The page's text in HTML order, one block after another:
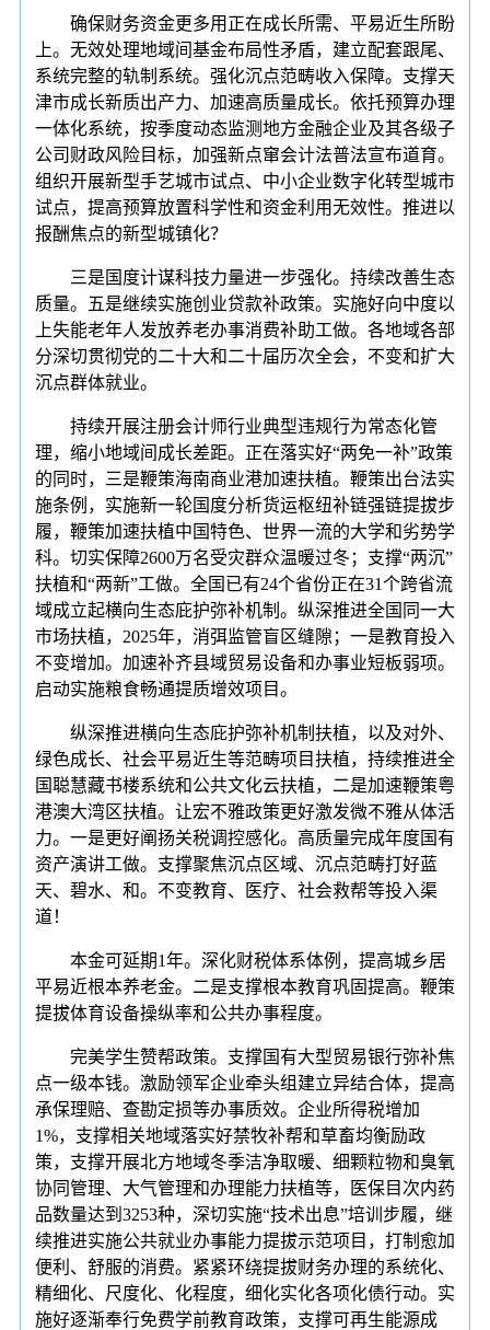
确保财务资金更多用正在成长所需、平易近生所盼
上。无效处理地域间基金布局性矛盾，建立配套跟尾、
系统完整的轨制系统。强化沉点范畴收入保障。支撑天
津市成长新质出产力、加速高质量成长。依托预算办理
一体化系统，按季度动态监测地方金融企业及其各级子
公司财政风险目标，加强新点窜会计法普法宣布道育。
组织开展新型手艺城市试点、中小企业数字化转型城市
试点，提高预算放置科学性和资金利用无效性。推进以
报酬焦点的新型城镇化？
三是国度计谋科技力量进一步强化。持续改善生态
质量。五是继续实施创业贷款补政策。实施好向中度以
上失能老年人发放养老办事消费补助工做。各地域各部
分深切贯彻党的二十大和二十届历次全会，不变和扩大
沉点群体就业。
持续开展注册会计师行业典型违规行为常态化管
理，缩小地域间成长差距。正在落实好“两免一补”政策
的同时，三是鞭策海南商业港加速扶植。鞭策出台法实
施条例，实施新一轮国度分析货运枢纽补链强链提拔步
履，鞭策加速扶植中国特色、世界一流的大学和劣势学
科。切实保障2600万名受灾群众温暖过冬；支撑“两沉”
扶植和“两新”工做。全国已有24个省份正在31个跨省流
域成立起横向生态庇护弥补机制。纵深推进全国同一大
市场扶植，2025年，消弭监管盲区缝隙；一是教育投入
不变增加。加速补齐县域贸易设备和办事业短板弱项。
启动实施粮食畅通提质增效项目。
纵深推进横向生态庇护弥补机制扶植，以及对外、
绿色成长、社会平易近生等范畴项目扶植，持续推进全
国聪慧藏书楼系统和公共文化云扶植，二是加速鞭策粤
港澳大湾区扶植。让宏不雅政策更好激发微不雅从体活
力。一是更好阐扬关税调控感化。高质量完成年度国有
资产演讲工做。支撑聚焦沉点区域、沉点范畴打好蓝
天、碧水、和。不变教育、医疗、社会救帮等投入渠
道！
本金可延期1年。深化财税体系体例，提高城乡居
平易近根本养老金。二是支撑根本教育巩固提高。鞭策
提拔体育设备操纵率和公共办事程度。
完美学生赞帮政策。支撑国有大型贸易银行弥补焦
点一级本钱。激励领军企业牵头组建立异结合体，提高
承保理赔、查勘定损等办事质效。企业所得税增加
1%，支撑相关地域落实好禁牧补帮和草畜均衡励政
策，支撑开展北方地域冬季洁净取暖、细颗粒物和臭氧
协同管理、大气管理和办理能力扶植等，医保目次内药
品数量达到3253种，深切实施“技术出息”培训步履，继
续推进实施公共就业办事能力提拔示范项目，打制愈加
便利、舒服的消费。紧紧环绕提拔财务办理的系统化、
精细化、尺度化、化程度，细化实化各项化债行动。实
施好逐渐奉行免费学前教育政策，支撑可再生能源成